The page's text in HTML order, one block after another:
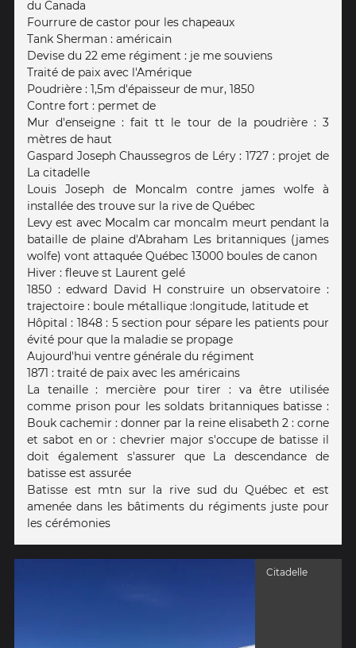
du Canada
Fourrure de castor pour les chapeaux
Tank Sherman : américain
Devise du 22 eme régiment : je me souviens
Traité de paix avec l'Amérique
Poudrière : 1,5m d'épaisseur de mur, 1850
Contre fort : permet de
Mur d'enseigne : fait tt le tour de la poudrière : 3
mètres de haut
Gaspard Joseph Chaussegros de Léry : 1727 : projet de
La citadelle
Louis Joseph de Moncalm contre james wolfe à
installée des trouve sur la rive de Québec
Levy est avec Mocalm car moncalm meurt pendant la
bataille de plaine d'Abraham Les britanniques (james
wolfe) vont attaquée Québec 13000 boules de canon
Hiver : fleuve st Laurent gelé
1850 : edward David H construire un observatoire :
trajectoire : boule métallique :longitude, latitude et
Hôpital : 1848 : 5 section pour sépare les patients pour
évité pour que la maladie se propage
Aujourd'hui ventre générale du régiment
1871 : traité de paix avec les américains
La tenaille : mercière pour tirer : va être utilisée
comme prison pour les soldats britanniques batisse :
Bouk cachemir : donner par la reine elisabeth 2 : corne
et sabot en or : chevrier major s'occupe de batisse il
doit également s'assurer que La descendance de
batisse est assurée
Batisse est mtn sur la rive sud du Québec et est
amenée dans les bâtiments du régiments juste pour
les cérémonies
Citadelle